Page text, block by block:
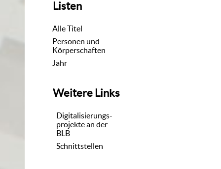
Listen
Alle Titel
Personen und
Körperschaften
Jahr
Weitere Links
Digitalisierungs-
projekte an der
BLB
Schnittstellen